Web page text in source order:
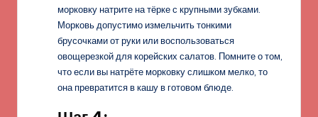
морковку натрите на тёрке с крупными зубками.
Морковь допустимо измельчить тонкими
брусочками от руки или воспользоваться
овощерезкой для корейских салатов. Помните о том,
что если вы натрёте морковку слишком мелко, то
она превратится в кашу в готовом блюде.